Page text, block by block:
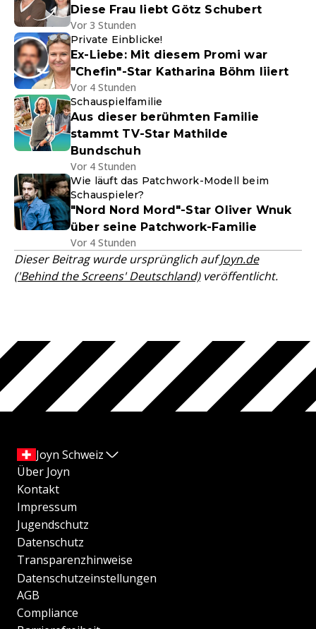
Diese Frau liebt Götz Schubert
Vor 3 Stunden
Private Einblicke!
Ex-Liebe: Mit diesem Promi war
"Chefin"-Star Katharina Böhm liiert
Vor 4 Stunden
Schauspielfamilie
Aus dieser berühmten Familie
stammt TV-Star Mathilde
Bundschuh
Vor 4 Stunden
Wie läuft das Patchwork-Modell beim
Schauspieler?
"Nord Nord Mord"-Star Oliver Wnuk
über seine Patchwork-Familie
Vor 4 Stunden
Dieser Beitrag wurde ursprünglich aufJoyn.de
('Behind the Screens' Deutschland)veröffentlicht.
Joyn Schweiz
Über Joyn
Kontakt
Impressum
Jugendschutz
Datenschutz
Transparenzhinweise
Datenschutzeinstellungen
AGB
Compliance